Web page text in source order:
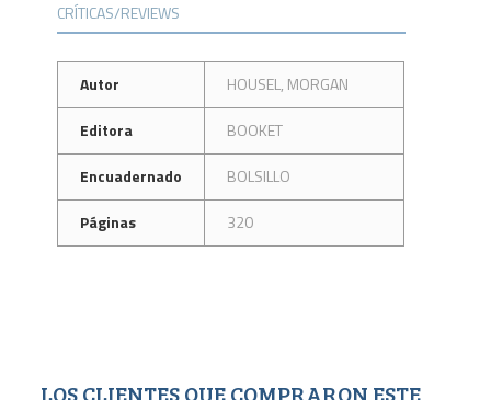
CRÍTICAS/REVIEWS
Autor
HOUSEL, MORGAN
Editora
BOOKET
Encuadernado
BOLSILLO
Páginas
320
LOS CLIENTES QUE COMPRARON ESTE